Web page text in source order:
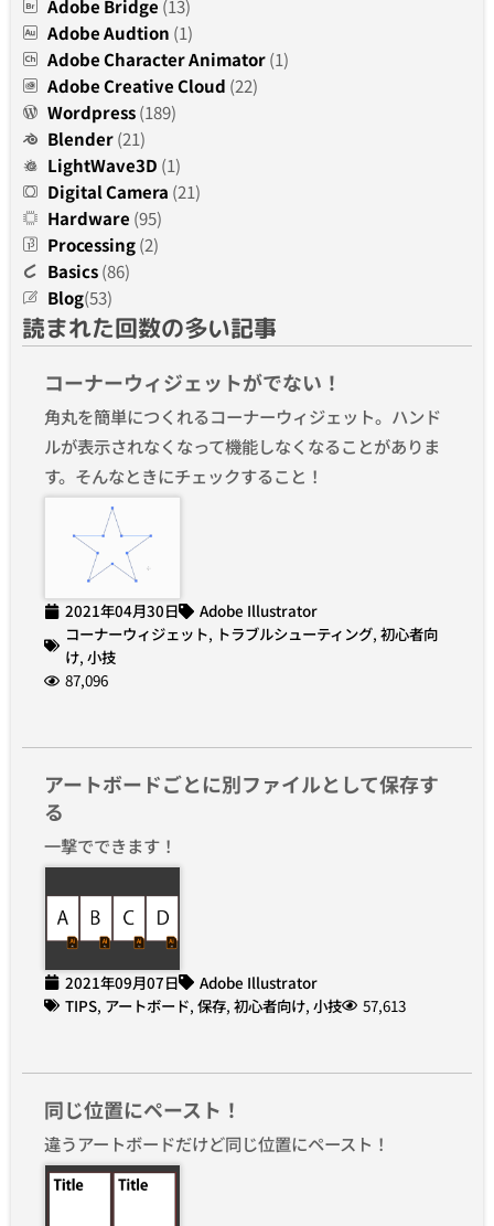
Adobe Bridge (13)
Adobe Audtion (1)
Adobe Character Animator(1)
Adobe Creative Cloud (22)
Wordpress(189)
Blender(21)
LightWave3D (1)
Digital Camera (21)
Hardware (95)
Processing(2)
Basics(86)
Blog(53)
読まれた回数の多い記事
コーナーウィジェットがでない！
角丸を簡単につくれるコーナーウィジェット。ハンド
ルが表示されなくなって機能しなくなることがありま
す。そんなときにチェックすること！
2021年04月30日
Adobe Illustrator
コーナーウィジェット, トラブルシューティング, 初心者向
け, 小技
87,096
アートボードごとに別ファイルとして保存す
る
一撃でできます！
2021年09月07日
Adobe Illustrator
TIPS, アートボード, 保存, 初心者向け, 小技 57,613
同じ位置にペースト！
違うアートボードだけど同じ位置にペースト！